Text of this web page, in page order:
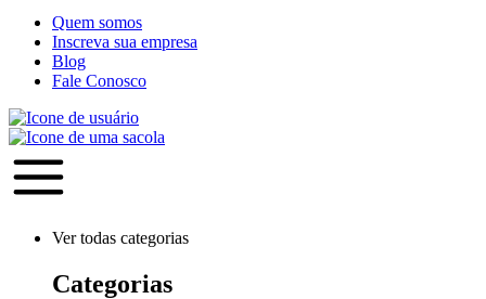
Quem somos
Inscreva sua empresa
Blog
Fale Conosco
Ver todas categorias
Categorias